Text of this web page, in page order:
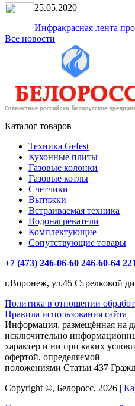
25.05.2020
Инфракрасная лента
Все новости
Каталог товаров
Техника Gefest
Кухонные плиты
Газовые колонки
Газовые котлы
Счетчики
Вытяжки
Встраиваемая техника
Водонагреватели
Комплектующие
Сопутствующие товары
+7 (473) 246-06-60 246-60-64
г.Воронеж, ул.45 Стрелковой
Политика в отношении
Правила использования сайта
Информация, размещённая на
исключительно
характер и ни при каких
офертой, определяемой
положениями Статьи 437
Copyright ©, Белоросс, 2026 |